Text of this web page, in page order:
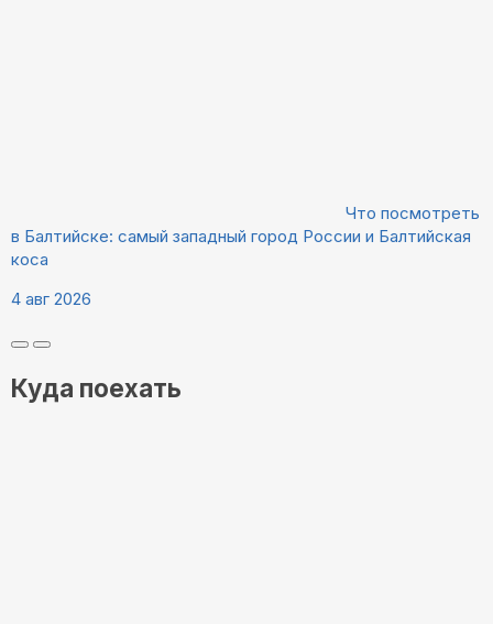
Что посмотреть
в Балтийске: самый западный город России и Балтийская
коса
4 авг 2026
Куда поехать